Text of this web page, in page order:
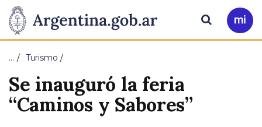
Presidencia
de
la
Nación
Pasar al contenido principal
Ir
a
Buscar
… Turismo
Se inauguró la feria
“Caminos y Sabores”